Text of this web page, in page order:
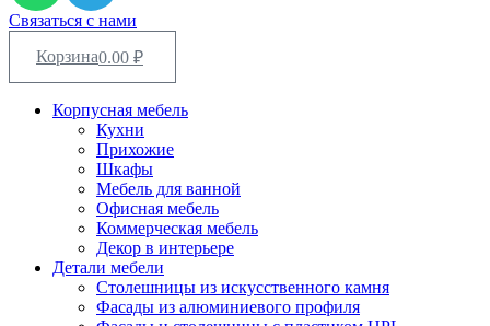
Связаться с нами
0.00 ₽
Корзина
Корпусная мебель
Кухни
Прихожие
Шкафы
Мебель для ванной
Офисная мебель
Коммерческая мебель
Декор в интерьере
Детали мебели
Столешницы из искусственного камня
Фасады из алюминиевого профиля